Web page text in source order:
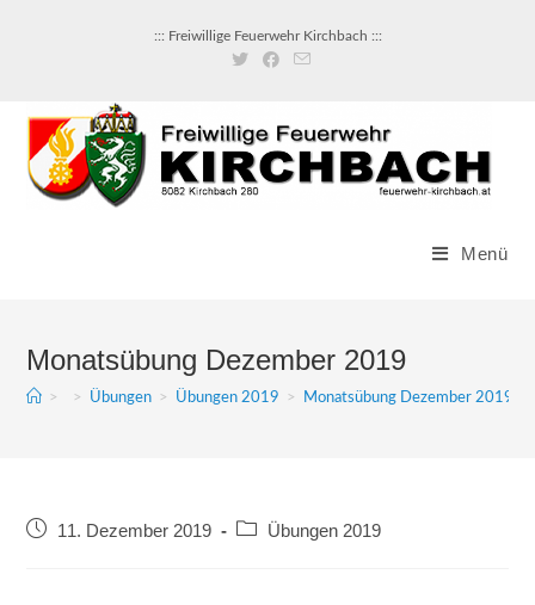
::: Freiwillige Feuerwehr Kirchbach :::
Menü
Monatsübung Dezember 2019
> > Übungen > Übungen 2019 > Monatsübung Dezember 2019
11. Dezember 2019 Übungen 2019